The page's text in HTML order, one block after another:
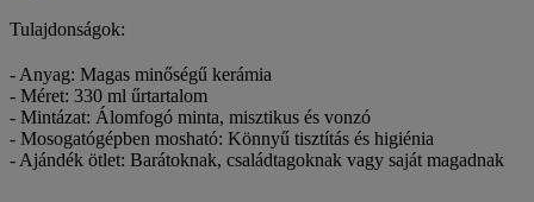
Tulajdonságok:
- Anyag: Magas minőségű kerámia
- Méret: 330 ml űrtartalom
- Mintázat: Álomfogó minta, misztikus és vonzó
- Mosogatógépben mosható: Könnyű tisztítás és higiénia
- Ajándék ötlet: Barátoknak, családtagoknak vagy saját magadnak